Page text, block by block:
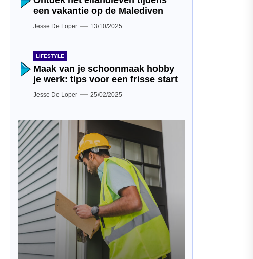
een vakantie op de Malediven
Jesse De Loper 13/10/2025
LIFESTYLE
Maak van je schoonmaak hobby
je werk: tips voor een frisse start
Jesse De Loper 25/02/2025